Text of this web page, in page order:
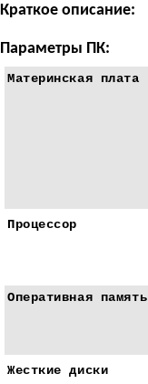
Краткое описание:
Параметры ПК:
Материнская плата
Процессор
Оперативная память
Жесткие диски